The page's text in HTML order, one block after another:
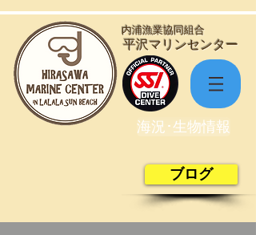
​平沢マリンセンター
​内浦漁業協同組合
海況･生物情報
ブログ